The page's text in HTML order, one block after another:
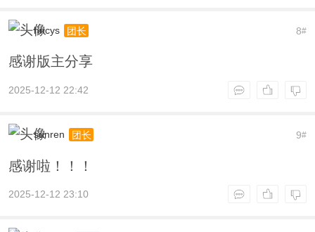
8#
hncys 团长
感谢版主分享
2025-12-12 22:42
9#
sunren 团长
感谢啦！！！
2025-12-12 23:10